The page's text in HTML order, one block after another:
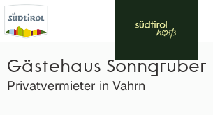
Gästehaus Sonngruber
Privatvermieter in Vahrn